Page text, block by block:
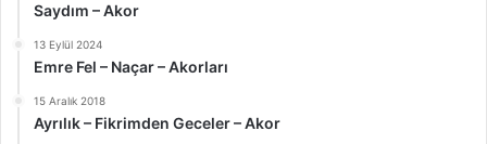
Saydım – Akor
13 Eylül 2024
Emre Fel – Naçar – Akorları
15 Aralık 2018
Ayrılık – Fikrimden Geceler – Akor